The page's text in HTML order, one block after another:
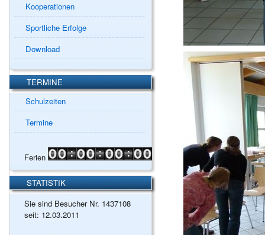
Kooperationen
Sportliche Erfolge
Download
TERMINE
Schulzeiten
Termine
Ferien
STATISTIK
Sie sind Besucher Nr. 1437108
seit: 12.03.2011